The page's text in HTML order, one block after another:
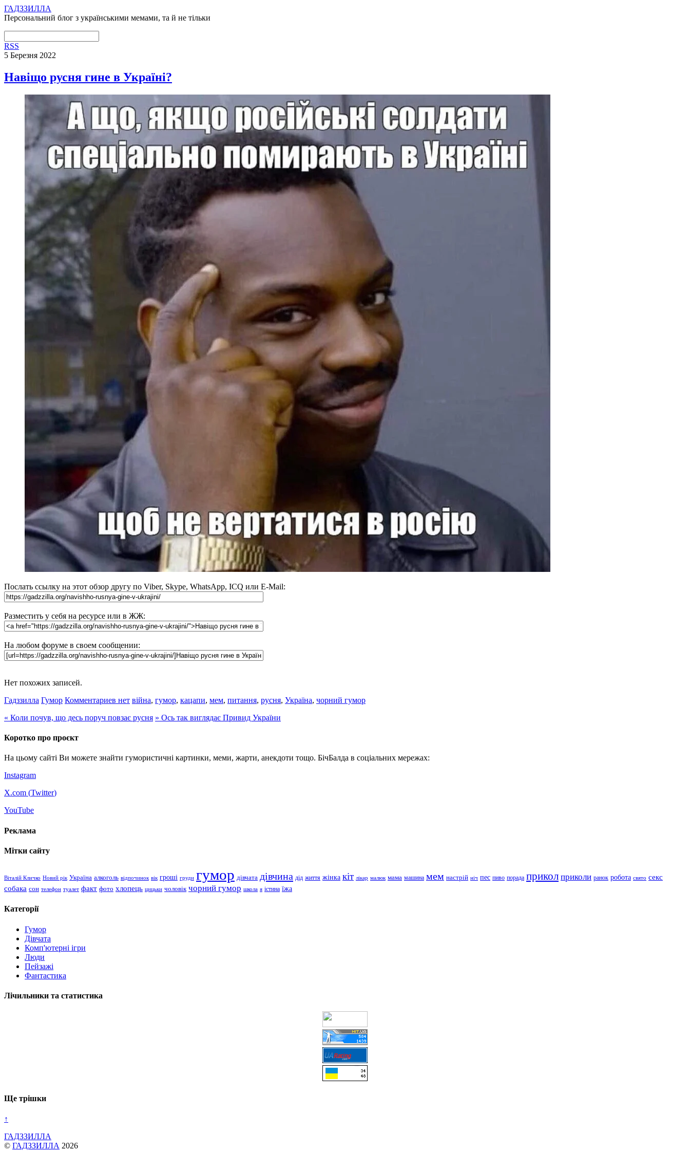
ГАДЗЗИЛЛА
Персональний блог з українськими мемами, та й не тільки
RSS
5 Березня 2022
Навіщо русня гине в Україні?
Послать ссылку на этот обзор другу по Viber, Skype, WhatsApp, ICQ или E-Mail:
Разместить у себя на ресурсе или в ЖЖ:
На любом форуме в своем сообщении:
Нет похожих записей.
Гадззилла Гумор Комментариев нет війна, гумор, кацапи, мем, питання, русня, Україна, чорний гумор
« Коли почув, що десь поруч повзає русня » Ось так виглядає Привид України
Коротко про проєкт
На цьому сайті Ви можете знайти гумористичні картинки, меми, жарти, анекдоти тощо. БічБалда в соціальних мережах:
Instagram
X.com (Twitter)
YouTube
Реклама
Мітки сайту
Віталій Кличко Новий рік Україна алкоголь відпочинок вік гроші груди гумор дівчата дівчина дід життя жінка кіт лікар малюк мама машина мем настрій ніч пес пиво порада прикол приколи ранок робота свято секс
собака сон телефон туалет факт фото хлопець цицьки чоловік чорний гумор школа я істина їжа
Категорії
Гумор
Дівчата
Комп'ютерні ігри
Люди
Пейзажі
Фантастика
Лічильники та статистика
Ще трішки
↑
ГАДЗЗИЛЛА
© ГАДЗЗИЛЛА 2026